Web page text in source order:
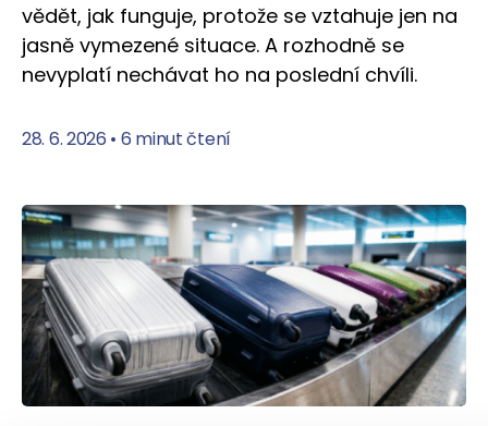
vědět, jak funguje, protože se vztahuje jen na
jasně vymezené situace. A rozhodně se
nevyplatí nechávat ho na poslední chvíli.
28. 6. 2026 • 6 minut čtení